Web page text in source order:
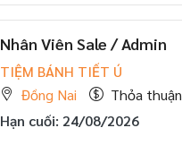
Nhân Viên Sale / Admin
TIỆM BÁNH TIẾT Ú
Đồng Nai
Thỏa thuận
Hạn cuối: 24/08/2026